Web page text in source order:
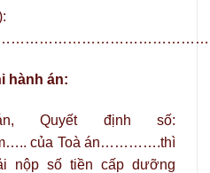
hành án:
Quyết định số:
của Toà án………….thì
số tiền cấp dưỡng